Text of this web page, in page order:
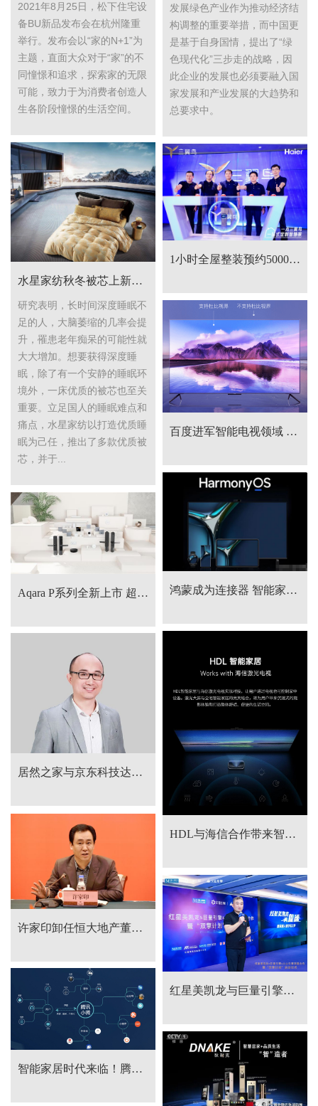
发展绿色产业作为推动经济结
构调整的重要举措，而中国更
是基于自身国情，提出了“绿
色现代化”三步走的战略，因
此企业的发展也必须要融入国
家发展和产业发展的大趋势和
总要求中。
2021年8月25日，松下住宅设
备BU新品发布会在杭州隆重
举行。发布会以“家的N+1”为
主题，直面大众对于“家”的不
同憧憬和追求，探索家的无限
可能，致力于为消费者创造人
生各阶段憧憬的生活空间。
水星家纺秋冬被芯上新，打造健康好睡眠
研究表明，长时间深度睡眠不
足的人，大脑萎缩的几率会提
升，罹患老年痴呆的可能性就
大大增加。想要获得深度睡
眠，除了有一个安静的睡眠环
境外，一床优质的被芯也至关
重要。立足国人的睡眠难点和
痛点，水星家纺以打造优质睡
眠为己任，推出了多款优质被
芯，并于...
1小时全屋整装预约5000单！三翼鸟的时代来临
百度进军智能电视领域 发布小度智能巨屏电视 V86
鸿蒙成为连接器 智能家居互联互通还会远吗？
Aqara P系列全新上市 超强续航打造“无感全屋智能”体验
HDL与海信合作带来智慧生活新体验
居然之家与京东科技达成战略合作
许家印卸任恒大地产董事长， 赵长龙接任
红星美凯龙与巨量引擎&火山引擎深度合作，暨“双擎计划”启动仪式在上海召开
智能家居时代来临！腾讯小微与美的智能家电达成合作